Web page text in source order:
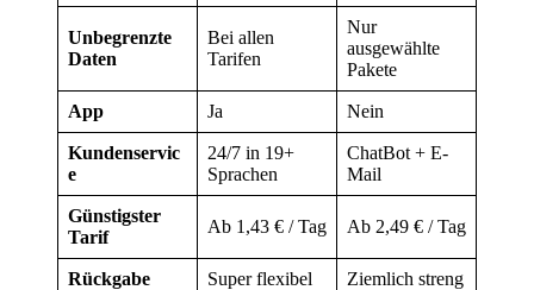
Unbegrenzte
Daten
Bei allen
Tarifen
Nur
ausgewählte
Pakete
App Ja Nein
Kundenservic
e
24/7 in 19+
Sprachen
ChatBot + E-
Mail
Günstigster
Tarif
Ab 1,43 € / Tag Ab 2,49 € / Tag
Rückgabe Super flexibel Ziemlich streng